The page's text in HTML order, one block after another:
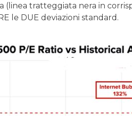
(linea tratteggiata nera in
le DUE deviazioni standard.